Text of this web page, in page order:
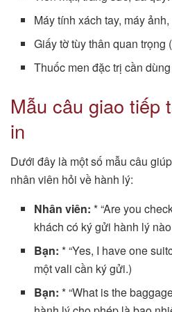
Máy tính xách tay, máy
Giấy tờ tùy thân quan trọng
Thuốc men đặc trị cần
Mẫu câu giao tiếp
in
Dưới đây là một số mẫu câu
nhân viên hỏi về hành lý:
Nhân viên: * “Are you
khách có ký gửi hành lý
Bạn: * “Yes, I have one
một vali cần ký gửi.)
Bạn: * “What is the